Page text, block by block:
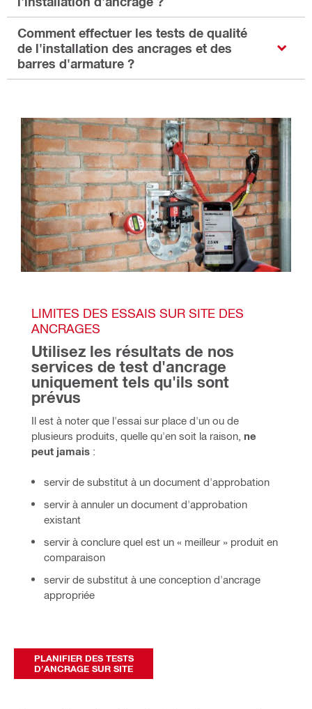
Comment effectuer les tests de qualité
de l'installation des ancrages et des
barres d'armature ?
LIMITES DES ESSAIS SUR SITE DES
ANCRAGES
Utilisez les résultats de nos
services de test d'ancrage
uniquement tels qu'ils sont
prévus
Il est à noter que l'essai sur place d'un ou de
plusieurs produits, quelle qu'en soit la raison, ne
peut jamais :
servir de substitut à un document d'approbation
servir à annuler un document d'approbation
existant
servir à conclure quel est un « meilleur » produit en
comparaison
servir de substitut à une conception d'ancrage
appropriée
PLANIFIER DES TESTS
D'ANCRAGE SUR SITE